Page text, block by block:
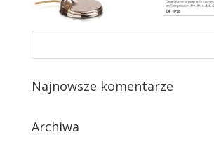
Najnowsze komentarze
Archiwa